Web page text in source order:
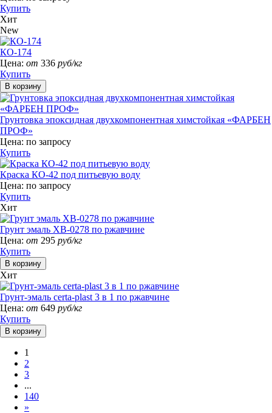
Купить
Хит
New
КО-174
Цена: от 336 руб/кг
Купить
Грунтовка эпоксидная двухкомпонентная химстойкая «ФАРБЕН
ПРОФ»
Цена: по запросу
Купить
Краска КО-42 под питьевую воду
Цена: по запросу
Купить
Хит
Грунт эмаль ХВ-0278 по ржавчине
Цена: от 295 руб/кг
Купить
Хит
Грунт-эмаль certa-plast 3 в 1 по ржавчине
Цена: от 649 руб/кг
Купить
1
2
3
...
140
»